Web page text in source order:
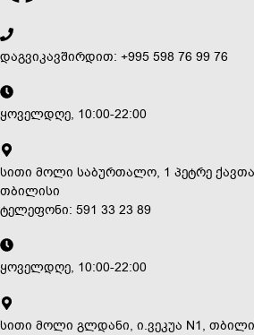
დაგვიკავშირდით: +995 598 76 99 76
ყოველდღე, 10:00-22:00
სითი მოლი საბურთალო, 1 პეტრე
თბილისი
ტელეფონი: 591 33 23 89
ყოველდღე, 10:00-22:00
სითი მოლი გლდანი, ი.ვეკუა N1,